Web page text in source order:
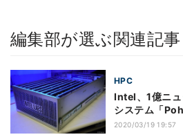
編集部が選ぶ関連記事
HPC
Intel、1億ニュ
システム「
2020/03/19 19:57